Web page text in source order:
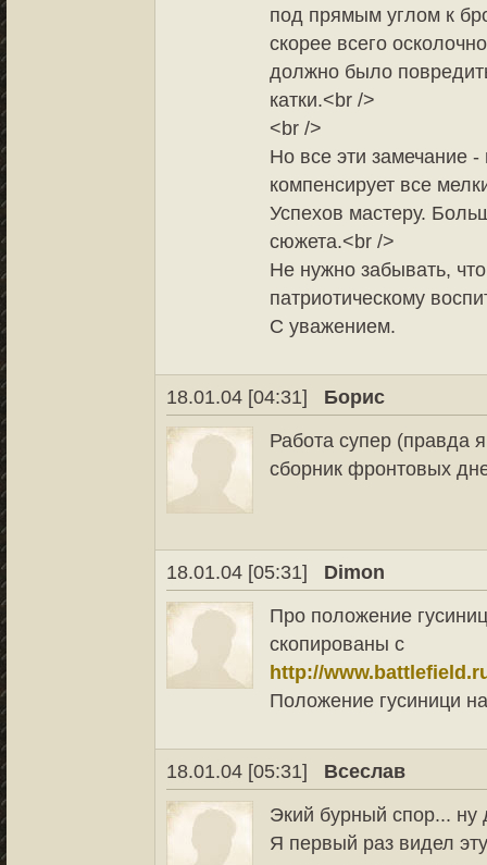
под прямым углом к
скорее всего
должно было
катки.<br />
<br />
Но все эти замечание
компенсирует все
Успехов мастеру.
сюжета.<br />
Не нужно забывать,
патриотическому
С уважением.
18.01.04 [04:31]
Борис
Работа супер (правда
сборник фронтовых
18.01.04 [05:31]
Dimon
Про положение
скопированы с
http://
Положение гусиници
18.01.04 [05:31]
Всеслав
Экий бурный спор... ну
Я первый раз видел